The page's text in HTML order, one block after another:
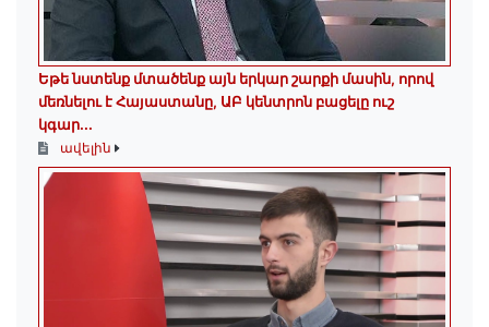
Եթե նստենք մտածենք այն երկար շարքի մասին, որով
մեռնելու է Հայաստանը, ԱԲ կենտրոն բացելը ուշ
կգար...
ավելին